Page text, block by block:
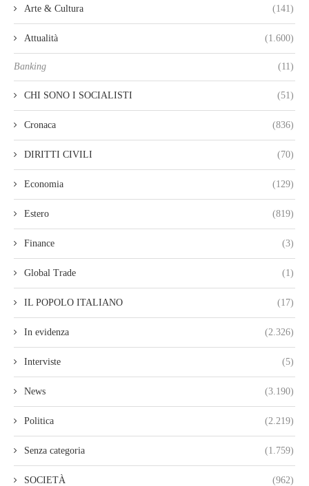
Arte & Cultura (141)
Attualità (1.600)
Banking (11)
CHI SONO I SOCIALISTI (51)
Cronaca (836)
DIRITTI CIVILI (70)
Economia (129)
Estero (819)
Finance (3)
Global Trade (1)
IL POPOLO ITALIANO (17)
In evidenza (2.326)
Interviste (5)
News (3.190)
Politica (2.219)
Senza categoria (1.759)
SOCIETÀ (962)